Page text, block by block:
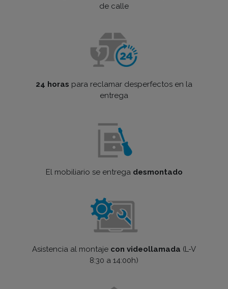
de calle
24 horas para reclamar desperfectos en la
entrega
El mobiliario se entrega desmontado
Asistencia al montaje con videollamada (L-V
8:30 a 14:00h)